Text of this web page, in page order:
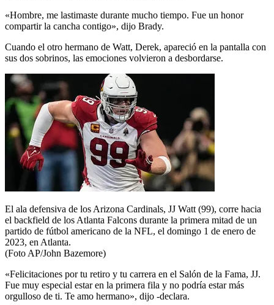
«Hombre, me lastimaste durante mucho tiempo. Fue un honor
compartir la cancha contigo», dijo Brady.
Cuando el otro hermano de Watt, Derek, apareció en la pantalla con
sus dos sobrinos, las emociones volvieron a desbordarse.
El ala defensiva de los Arizona Cardinals, JJ Watt (99), corre hacia
el backfield de los Atlanta Falcons durante la primera mitad de un
partido de fútbol americano de la NFL, el domingo 1 de enero de
2023, en Atlanta.
(Foto AP/John Bazemore)
«Felicitaciones por tu retiro y tu carrera en el Salón de la Fama, JJ.
Fue muy especial estar en la primera fila y no podría estar más
orgulloso de ti. Te amo hermano», dijo -declara.